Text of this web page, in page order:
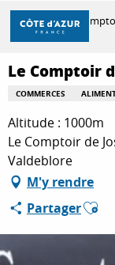
Aller
contenu
principal
À FAIRE
Accueil Le
Le Comptoir
COMMERCES
Altitude : 1000m
Le Comptoir de
Valdeblore
M'y rendre
Partager